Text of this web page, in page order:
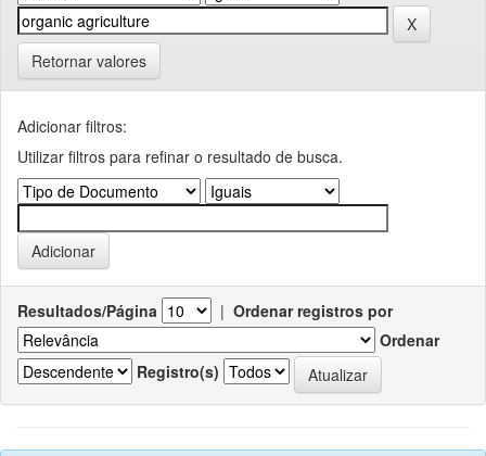
Retornar valores
Adicionar filtros:
Utilizar filtros para refinar o resultado de busca.
Resultados/Página | Ordenar registros por
Ordenar
Registro(s)